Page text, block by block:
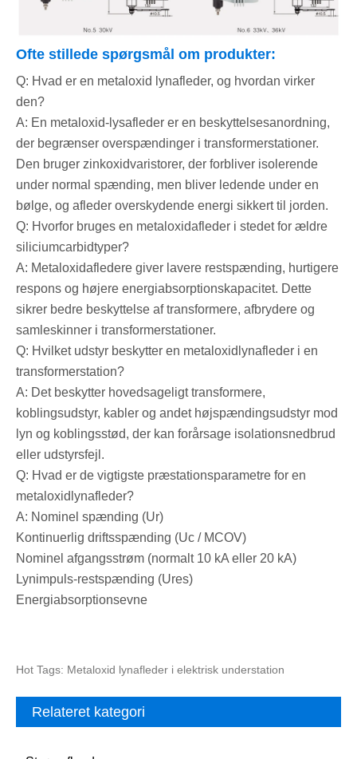
Ofte stillede spørgsmål om produkter:
Q: Hvad er en metaloxid lynafleder, og hvordan virker
den?
A: En metaloxid-lysafleder er en beskyttelsesanordning,
der begrænser overspændinger i transformerstationer.
Den bruger zinkoxidvaristorer, der forbliver isolerende
under normal spænding, men bliver ledende under en
bølge, og afleder overskydende energi sikkert til jorden.
Q: Hvorfor bruges en metaloxidafleder i stedet for ældre
siliciumcarbidtyper?
A: Metaloxidafledere giver lavere restspænding, hurtigere
respons og højere energiabsorptionskapacitet. Dette
sikrer bedre beskyttelse af transformere, afbrydere og
samleskinner i transformerstationer.
Q: Hvilket udstyr beskytter en metaloxidlynafleder i en
transformerstation?
A: Det beskytter hovedsageligt transformere,
koblingsudstyr, kabler og andet højspændingsudstyr mod
lyn og koblingsstød, der kan forårsage isolationsnedbrud
eller udstyrsfejl.
Q: Hvad er de vigtigste præstationsparametre for en
metaloxidlynafleder?
A: Nominel spænding (Ur)
Kontinuerlig driftsspænding (Uc / MCOV)
Nominel afgangsstrøm (normalt 10 kA eller 20 kA)
Lynimpuls-restspænding (Ures)
Energiabsorptionsevne
Hot Tags: Metaloxid lynafleder i elektrisk understation
Relateret kategori